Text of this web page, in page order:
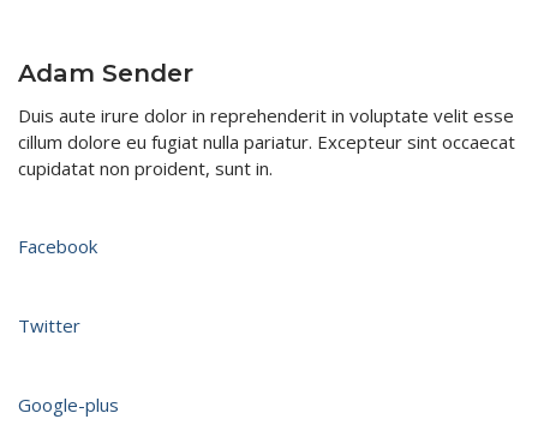
Adam Sender
Duis aute irure dolor in reprehenderit in voluptate velit esse
cillum dolore eu fugiat nulla pariatur. Excepteur sint occaecat
cupidatat non proident, sunt in.​
Facebook
Twitter
Google-plus